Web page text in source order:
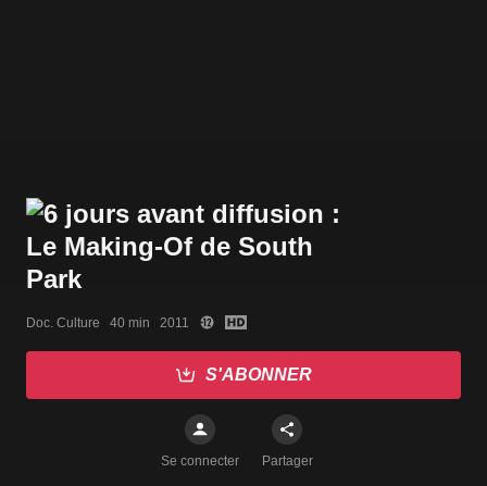
Doc. Culture   40 min   2011
S'ABONNER
Se connecter Partager